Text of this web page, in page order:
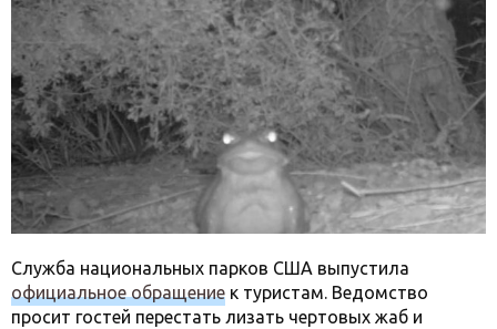
Служба национальных парков США выпустила
официальное обращение к туристам. Ведомство
просит гостей перестать лизать чертовых жаб и